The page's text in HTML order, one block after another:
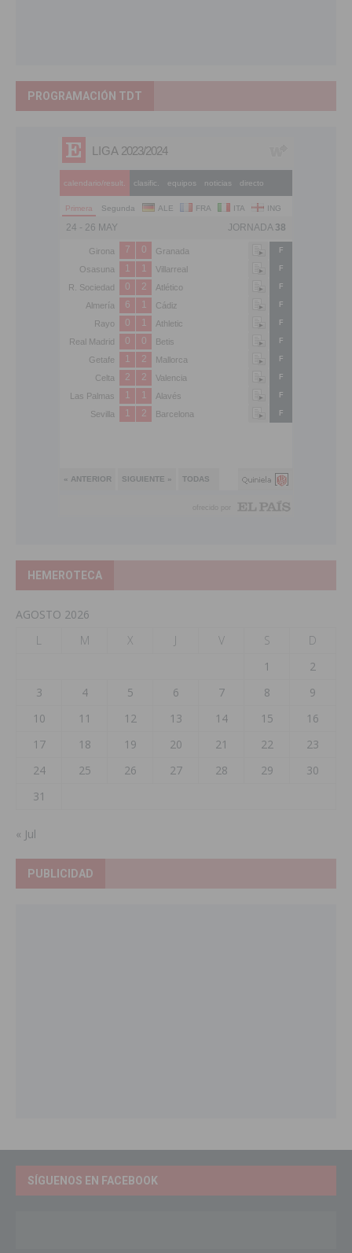
PROGRAMACIÓN TDT
HEMEROTECA
AGOSTO 2026
L
M X J V S
D
1
2
3
4 5 6 7 8
9
10
11 12 13 14 15
16
17
18 19 20 21 22
23
24
25 26 27 28 29
30
31
« Jul
PUBLICIDAD
SÍGUENOS EN FACEBOOK